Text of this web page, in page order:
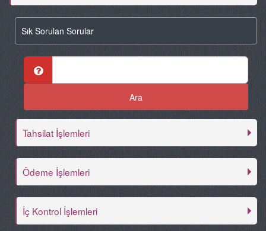
Sık Sorulan Sorular
Tahsilat İşlemleri
Ödeme İşlemleri
İç Kontrol İşlemleri